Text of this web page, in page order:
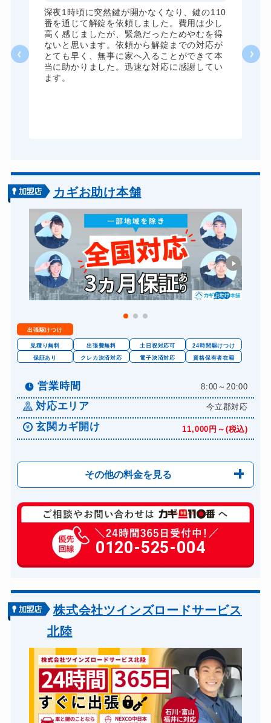
深夜1時頃に突然鍵が開かなくなり、鍵の110
番を通じて解錠を依頼しました。費用は少し
高く感じましたが、緊急だったためやむを得
ないと思います。依頼から解錠までの対応が
とても早く、無事に家へ入ることができて本
当に助かりました。迅速な対応に感謝してい
ます。
カギお助け本舗
出張駆けつけ
見積り無料 出張費無料 土日祝対応可
24時間駆けつけ
保証あり
クレカ決済対応 電子決済対応 資格保有者在籍
営業時間 8:00～20:00
対応エリア 今立郡対応
玄関カギ開け 11,000円～(税込)
その他の料金を見る
玄関カギ修理 6,600円～(税込)
玄関カギ作成 14,300円～(税込)
玄関カギ交換 14,300円～(税込)
バイクカギ開け 13,200円～(税込)
バイクカギ作成
スーツケースカギ開け 8,800円～(税込)
金庫カギ開け 14,300円～(税込)
金庫カギ交換 11,000円～(税込)
ロッカーカギ開け 8,800円～(税込)
0120-525-004
株式会社ツインズロードサービス
北陸